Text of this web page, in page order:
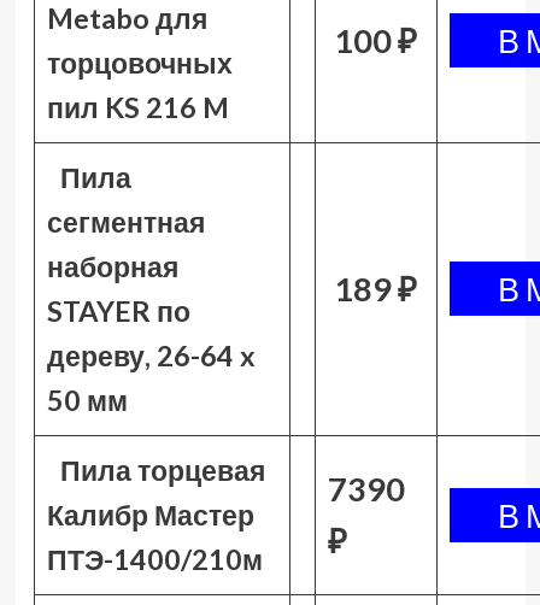
Metabo для
торцовочных
пил KS 216 M
100 ₽
Пила
сегментная
наборная
STAYER по
дереву, 26-64 x
50 мм
189 ₽
Пила торцевая
Калибр Мастер
ПТЭ-1400/210м
7390
₽